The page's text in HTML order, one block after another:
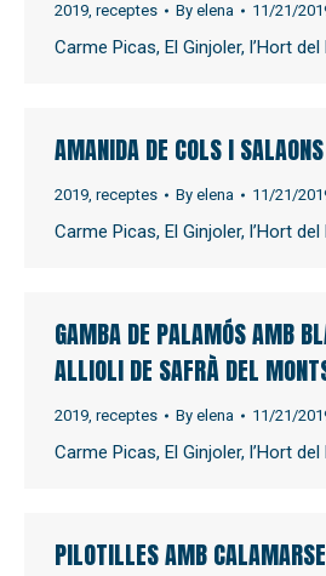
2019, receptes By elena 11/21/
Carme Picas, El Ginjoler, l’Hort del
AMANIDA DE COLS I
2019, receptes By elena 11/21/
Carme Picas, El Ginjoler, l’Hort del
GAMBA DE PALAMÓS AMB
ALLIOLI DE SAFRÀ DEL
2019, receptes By elena 11/21/
Carme Picas, El Ginjoler, l’Hort del
PILOTILLES AMB